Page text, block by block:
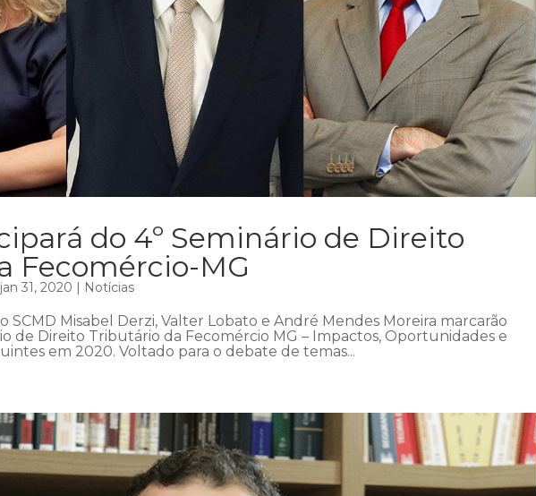
do 4º Seminário de Direito
Fecomércio-MG
jan 31, 2020 Notícias
SCMD Misabel Derzi, Valter Lobato e André Mendes Moreira marcarão
de Direito Tributário da Fecomércio MG – Impactos, Oportunidades e
em 2020. Voltado para o debate de temas...